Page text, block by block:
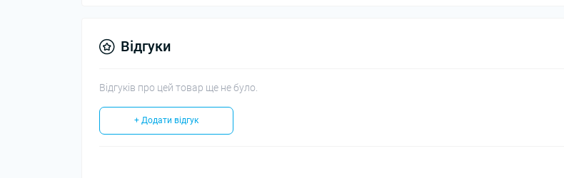
Відгуки
Відгуків про цей товар ще не було.
+ Додати відгук